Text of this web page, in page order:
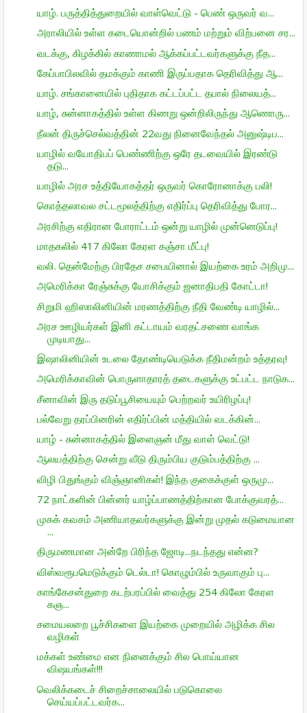
யாழ். பருத்தித்துறையில் வாள்வெட்டு - பெண் ஒருவர் வ...
அராலியில் உள்ள கடையொன்றில் பணம் மற்றும் விற்பனை சர...
வடக்கு, கிழக்கில் காணாமல் ஆக்கப்பட்டவர்களுக்கு நீத...
கேப்பாபிலவில் தமக்கும் காணி இருப்பதாக தெரிவித்து ஆ...
யாழ். சங்கானையில் புதிதாக கட்டப்பட்ட தபால் நிலையத்...
யாழ், சுன்னாகத்தில் உள்ள கிணறு ஒன்றிலிருந்து ஆணொரு...
நீலன் திருச்செல்வத்தின் 22வது நினைவேந்தல் அனுஷ்டிப...
யாழில் வயோதிபப் பெண்ணிற்கு ஒரே தடவையில் இரண்டு
தடு...
யாழில் அரச உத்தியோகத்தர் ஒருவர் கொரோனாக்கு பலி!
கொத்தலாவல சட்டமூலத்திற்கு எதிர்ப்பு தெரிவித்து போர...
அரசிற்கு எதிரான போராட்டம் ஒன்று யாழில் முன்னெடுப்பு!
மாதகலில் 417 கிலோ கேரள கஞ்சா மீட்பு!
வலி. தென்மேற்கு பிரதேச சபையினால் இயற்கை உரம் அறிமு...
அமெரிக்கா ரேஞ்சுக்கு யோசிக்கும் ஜனாதிபதி கோட்டா!
சிறுமி ஹிஸாலினியின் மரணத்திற்கு நீதி வேண்டி யாழில்...
அரச ஊழியர்கள் இனி கட்டாயம் வரதட்சணை வாங்க
முடியாது...
இஷாலினியின் உடலை தோண்டியெடுக்க நீதிமன்றம் உத்தரவு!
அமெரிக்காவின் பொருளாதாரத் தடைகளுக்கு உட்பட்ட நாடுக...
சீனாவின் இரு தடுப்பூசியையும் பெற்றவர் உயிரிழப்பு!
பல்வேறு தரப்பினரின் எதிர்ப்பின் மத்தியில் வடக்கின்...
யாழ் - சுன்னாகத்தில் இளைஞன் மீது வாள் வெட்டு!
ஆலயத்திற்கு சென்று வீடு திரும்பிய குடும்பத்திற்கு ...
விழி பிதுங்கும் விஞ்ஞானிகள்! இந்த குகைக்குள் ஒருமு...
72 நாட்களின் பின்னர் யாழ்ப்பாணத்திற்கான போக்குவரத்...
முகக் கவசம் அணியாதவர்களுக்கு இன்று முதல் கடுமையான
...
திருமணமான அன்றே பிரிந்த ஜோடி...நடந்தது என்ன?
விஸ்வரூபமெடுக்கும் டெல்டா! கொழும்பில் உருவாகும் பு...
காங்கேசன்துறை கடற்பரப்பில் வைத்து 254 கிலோ கேரள
கஞ...
சமையலறை பூச்சிகளை இயற்கை முறையில் அழிக்க சில
வழிகள்
மக்கள் உண்மை என நினைக்கும் சில பொய்யான
விஷயங்கள்!!!
வெலிக்கடைச் சிறைச்சாலையில் படுகொலை
செய்யப்பட்டவர்க...